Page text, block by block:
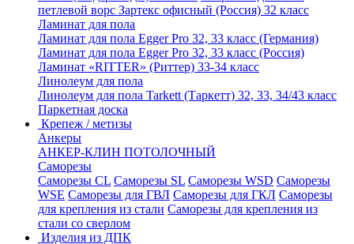
петлевой ворс Зартекс офисный (Россия) 32 класс
Ламинат для пола
Ламинат для пола Egger Pro 32, 33 класс (Германия)
Ламинат для пола Egger Pro 32, 33 класс (Россия)
Ламинат «RITTER» (Риттер) 33-34 класс
Линолеум для пола
Линолеум для пола Tarkett (Таркетт) 32, 33, 34/43 класс
Паркетная доска
Крепеж / метизы
Анкеры
АНКЕР-КЛИН ПОТОЛОЧНЫЙ
Саморезы
Саморезы CL Саморезы SL Саморезы WSD Саморезы
WSE Саморезы для ГВЛ Саморезы для ГКЛ Саморезы
для крепления из стали Саморезы для крепления из
стали со сверлом
Изделия из ДПК